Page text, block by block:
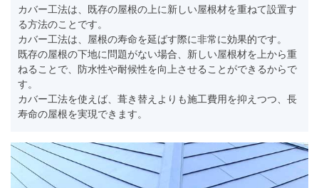
カバー工法は、既存の屋根の上に新しい屋根材を重ねて設置す
る方法のことです。
カバー工法は、屋根の寿命を延ばす際に非常に効果的です。
既存の屋根の下地に問題がない場合、新しい屋根材を上から重
ねることで、防水性や耐候性を向上させることができるからで
す。
カバー工法を使えば、葺き替えよりも施工費用を抑えつつ、長
寿命の屋根を実現できます。